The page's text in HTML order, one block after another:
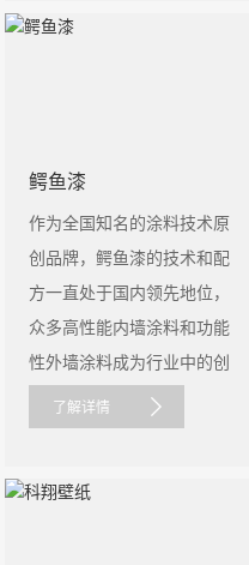
鳄鱼漆
作为全国知名的涂料技术原
创品牌，鳄鱼漆的技术和配
方一直处于国内领先地位，
众多高性能内墙涂料和功能
性外墙涂料成为行业中的创
新者......
了解详情